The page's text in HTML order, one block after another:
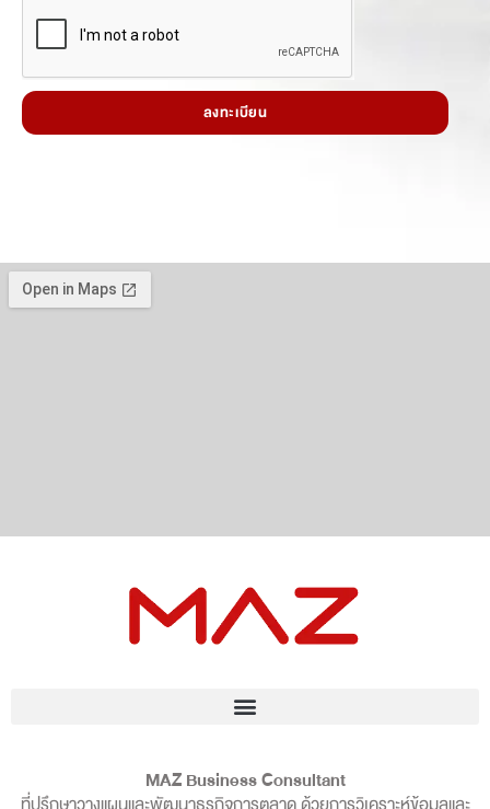
ลงทะเบียน
MAZ Business Consultant